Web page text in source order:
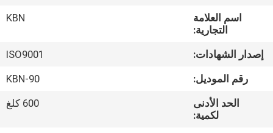
معلومات
جولة
اسم العلامة
التجارية:
KBN
إصدار الشهادات:
ISO9001
رقم الموديل:
KBN-90
الحد الأدنى
لكمية:
600 كلغ